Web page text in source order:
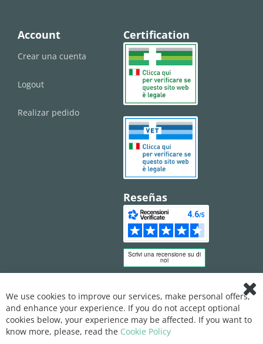
Account
Crear una cuenta
Logout
Realizar pedido
Certification
Reseñas
Bar
We use cookies to improve our services, make personal offers,
and enhance your experience. If you do not accept optional
cookies below, your experience may be affected. If you want to
know more, please, read the Cookie Policy